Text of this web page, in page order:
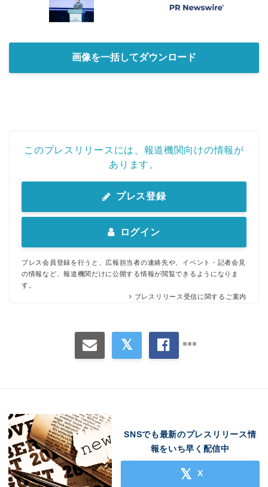
画像を一括してダウンロード
このプレスリリースには、報道機関向けの情報が
あります。
プレス登録
ログイン
プレス会員登録を行うと、広報担当者の連絡先や、イベント・記者会見
の情報など、報道機関だけに公開する情報が閲覧できるようになりま
す。
プレスリリース受信に関するご案内
SNSでも最新のプレスリリース情
報をいち早く配信中
X